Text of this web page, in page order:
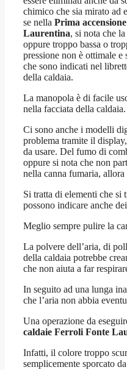
chimico che sia mirato ad
se nella Prima
Laurentina, si nota che
oppure troppo bassa o
pressione non è ottimale e
che sono indicati nel
della caldaia.
La manopola è di facile
nella facciata della caldaia.
Ci sono anche i modelli
problema tramite il
da usare. Del fumo di
oppure si nota che non
nella canna fumaria,
Si tratta di elementi che si
possono indicare anche
Meglio sempre pulire la
La polvere dell’aria, di
della caldaia potrebbe
che non aiuta a far
In seguito ad una lunga
che l’aria non abbia
Una operazione da
caldaie Ferroli Fonte
Infatti, il colore troppo
semplicemente sporcato